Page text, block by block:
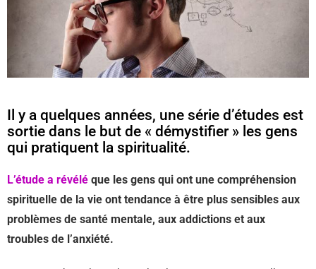
Il y a quelques années, une série d’études est
sortie dans le but de « démystifier » les gens
qui pratiquent la spiritualité.
L’étude a révélé que les gens qui ont une compréhension
spirituelle de la vie ont tendance à être plus sensibles aux
problèmes de santé mentale, aux addictions et aux
troubles de l’anxiété.